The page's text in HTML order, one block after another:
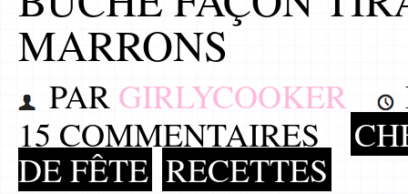
MARRONS
PAR GIRLYCOOKER
15 COMMENTAIRES
DE FÊTE RECETTES